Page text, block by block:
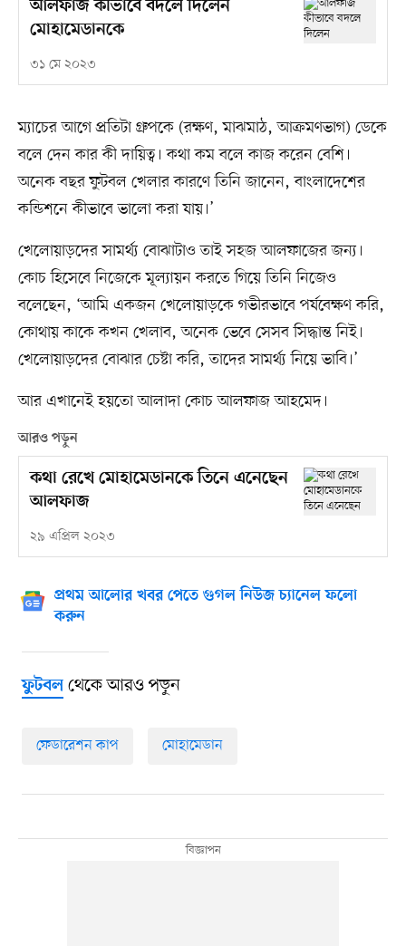
আলফাজ কীভাবে বদলে দিলেন
মোহামেডানকে
৩১ মে ২০২৩
ম্যাচের আগে প্রতিটা গ্রুপকে (রক্ষণ, মাঝমাঠ, আক্রমণভাগ) ডেকে
বলে দেন কার কী দায়িত্ব। কথা কম বলে কাজ করেন বেশি।
অনেক বছর ফুটবল খেলার কারণে তিনি জানেন, বাংলাদেশের
কন্ডিশনে কীভাবে ভালো করা যায়।’
খেলোয়াড়দের সামর্থ্য বোঝাটাও তাই সহজ আলফাজের জন্য।
কোচ হিসেবে নিজেকে মূল্যায়ন করতে গিয়ে তিনি নিজেও
বলেছেন, ‘আমি একজন খেলোয়াড়কে গভীরভাবে পর্যবেক্ষণ করি,
কোথায় কাকে কখন খেলাব, অনেক ভেবে সেসব সিদ্ধান্ত নিই।
খেলোয়াড়দের বোঝার চেষ্টা করি, তাদের সামর্থ্য নিয়ে ভাবি।’
আর এখানেই হয়তো আলাদা কোচ আলফাজ আহমেদ।
আরও পড়ুন
কথা রেখে মোহামেডানকে তিনে এনেছেন
আলফাজ
২৯ এপ্রিল ২০২৩
প্রথম আলোর খবর পেতে গুগল নিউজ চ্যানেল ফলো
করুন
ফুটবলথেকে আরও পড়ুন
ফেডারেশন কাপ মোহামেডান